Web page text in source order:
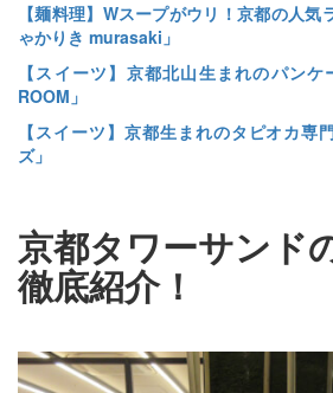
【麺料理】Wスープがウリ！京都の人
ゃかりき murasaki」
【スイーツ】京都北山生まれのパンケ
ROOM」
【スイーツ】京都生まれのタピオカ専
ズ」
京都タワーサンド
徹底紹介！